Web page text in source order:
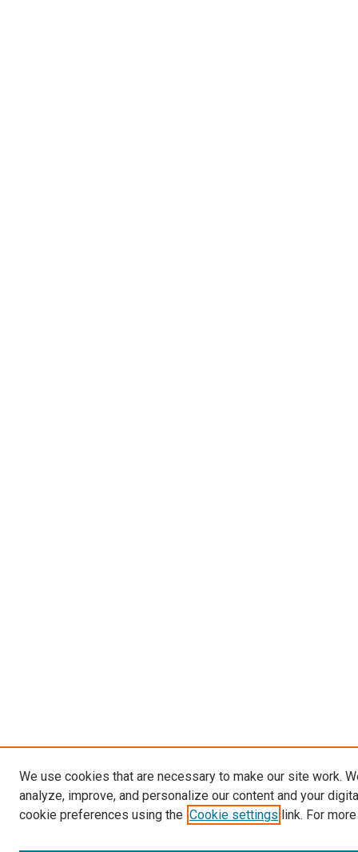
We use cookies that are necessary to make our site work.
analyze, improve, and personalize our content and your
cookie preferences using the Cookie settings link. For